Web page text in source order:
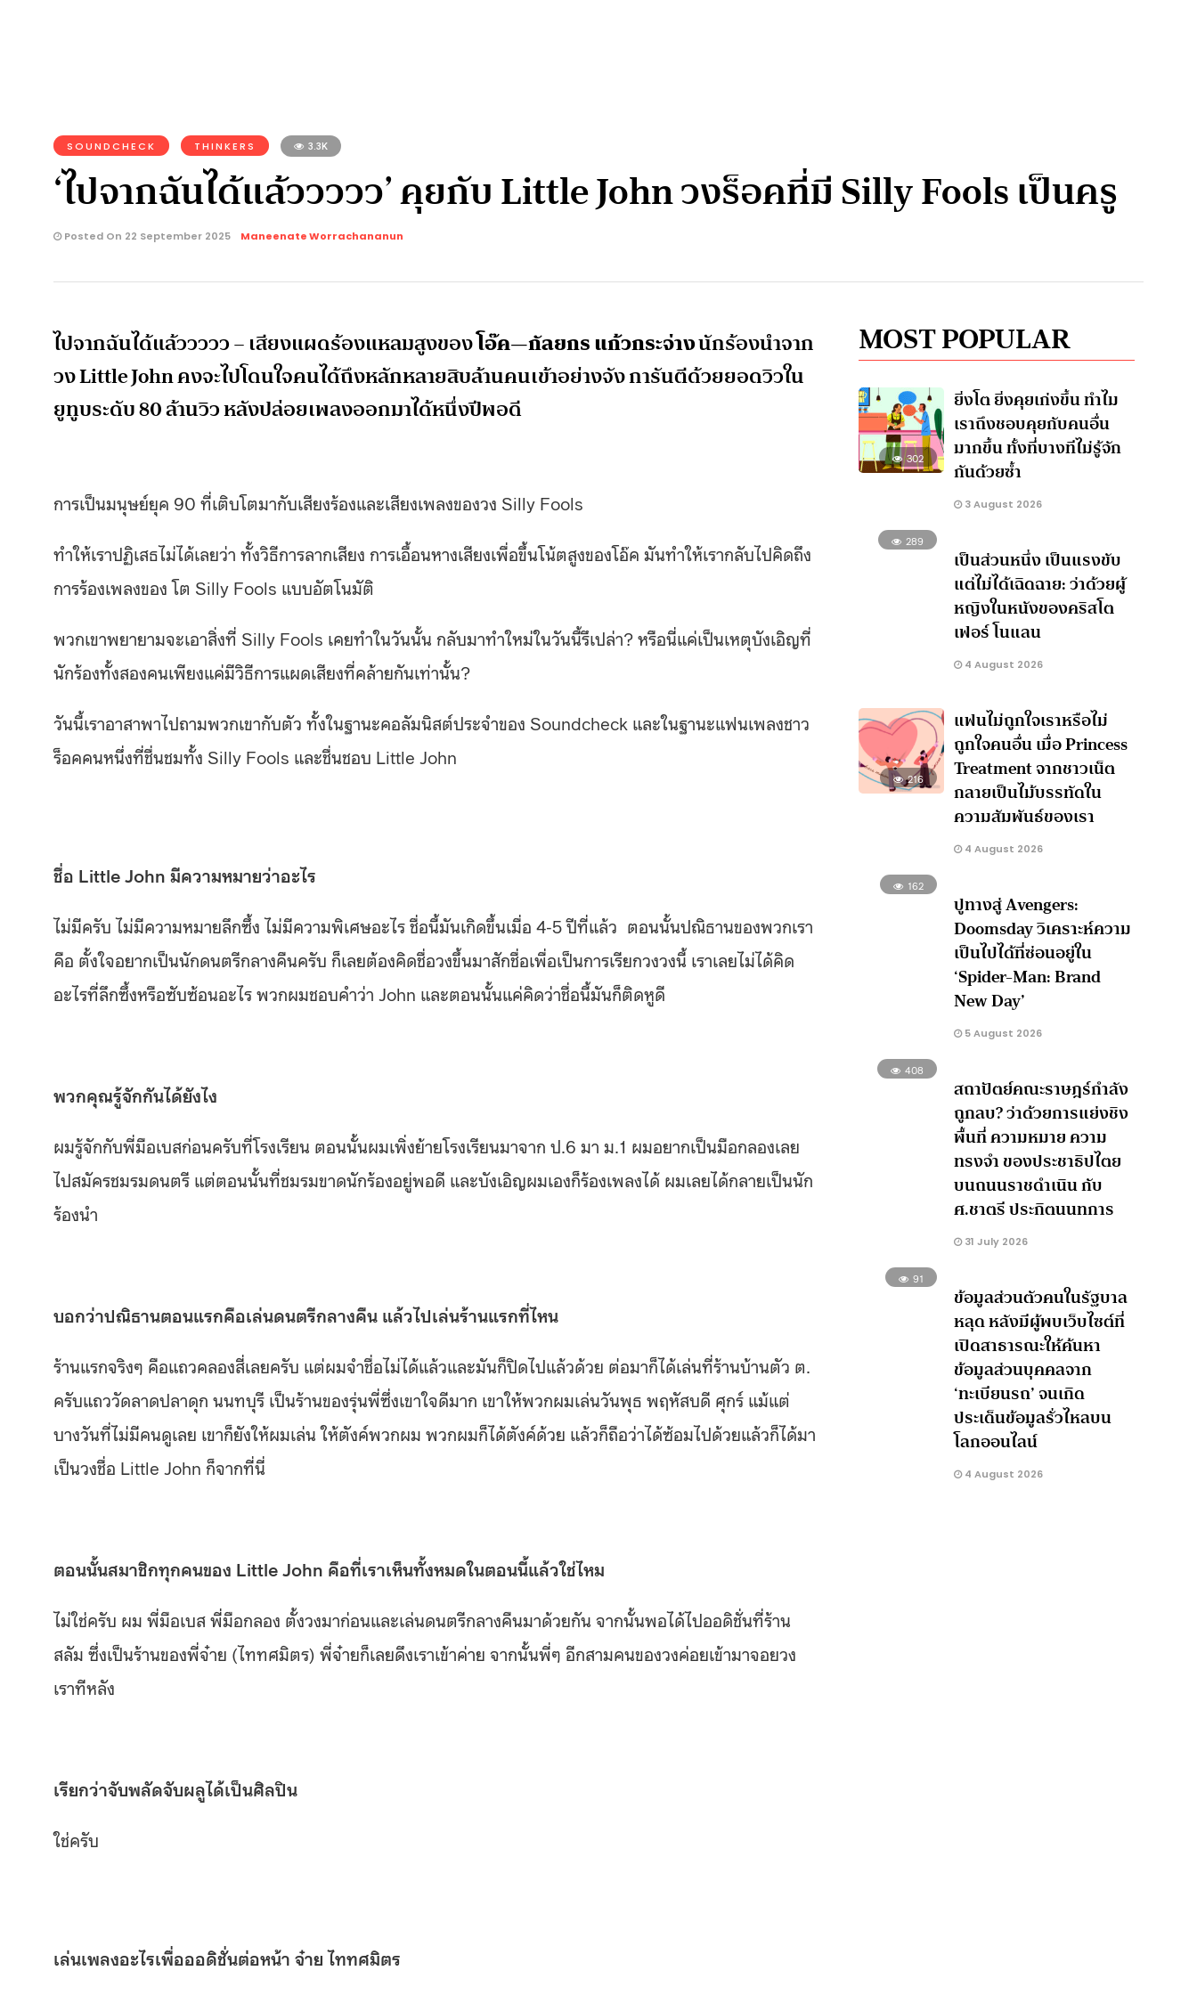
SOUNDCHECK THINKERS 3.3K
‘ไปจากฉันได้แล้ววววว’ คุยกับ Little John วงร็อคที่มี Silly Fools เป็นครู
Posted On 22 September 2025 Maneenate Worrachananun
ไปจากฉันได้แล้ววววว – เสียงแผดร้องแหลมสูงของโอ๊ค—กัลยกร แก้วกระจ่างนักร้องนำจาก
วง Little John คงจะไปโดนใจคนได้ถึงหลักหลายสิบล้านคนเข้าอย่างจัง การันตีด้วยยอดวิวใน
ยูทูบระดับ 80 ล้านวิว หลังปล่อยเพลงออกมาได้หนึ่งปีพอดี
การเป็นมนุษย์ยุค 90 ที่เติบโตมากับเสียงร้องและเสียงเพลงของวง Silly Fools
ทำให้เราปฏิเสธไม่ได้เลยว่า ทั้งวิธีการลากเสียง การเอื้อนหางเสียงเพื่อขึ้นโน้ตสูงของโอ๊ค มันทำให้เรากลับไปคิดถึง
การร้องเพลงของ โต Silly Fools แบบอัตโนมัติ
พวกเขาพยายามจะเอาสิ่งที่ Silly Fools เคยทำในวันนั้น กลับมาทำใหม่ในวันนี้รึเปล่า? หรือนี่แค่เป็นเหตุบังเอิญที่
นักร้องทั้งสองคนเพียงแค่มีวิธีการแผดเสียงที่คล้ายกันเท่านั้น?
วันนี้เราอาสาพาไปถามพวกเขากับตัว ทั้งในฐานะคอลัมนิสต์ประจำของ Soundcheck และในฐานะแฟนเพลงชาว
ร็อคคนหนึ่งที่ชื่นชมทั้ง Silly Fools และชื่นชอบ Little John
ชื่อ Little John มีความหมายว่าอะไร
ไม่มีครับ ไม่มีความหมายลึกซึ้ง ไม่มีความพิเศษอะไร ชื่อนี้มันเกิดขึ้นเมื่อ 4-5 ปีที่แล้ว ตอนนั้นปณิธานของพวกเรา
คือ ตั้งใจอยากเป็นนักดนตรีกลางคืนครับ ก็เลยต้องคิดชื่อวงขึ้นมาสักชื่อเพื่อเป็นการเรียกวงวงนี้ เราเลยไม่ได้คิด
อะไรที่ลึกซึ้งหรือซับซ้อนอะไร พวกผมชอบคำว่า John และตอนนั้นแค่คิดว่าชื่อนี้มันก็ติดหูดี
พวกคุณรู้จักกันได้ยังไง
ผมรู้จักกับพี่มือเบสก่อนครับที่โรงเรียน ตอนนั้นผมเพิ่งย้ายโรงเรียนมาจาก ป.6 มา ม.1 ผมอยากเป็นมือกลองเลย
ไปสมัครชมรมดนตรี แต่ตอนนั้นที่ชมรมขาดนักร้องอยู่พอดี และบังเอิญผมเองก็ร้องเพลงได้ ผมเลยได้กลายเป็นนัก
ร้องนำ
บอกว่าปณิธานตอนแรกคือเล่นดนตรีกลางคืน แล้วไปเล่นร้านแรกที่ไหน
ร้านแรกจริงๆ คือแถวคลองสี่เลยครับ แต่ผมจำชื่อไม่ได้แล้วและมันก็ปิดไปแล้วด้วย ต่อมาก็ได้เล่นที่ร้านบ้านตัว ต.
ครับแถววัดลาดปลาดุก นนทบุรี เป็นร้านของรุ่นพี่ซึ่งเขาใจดีมาก เขาให้พวกผมเล่นวันพุธ พฤหัสบดี ศุกร์ แม้แต่
บางวันที่ไม่มีคนดูเลย เขาก็ยังให้ผมเล่น ให้ตังค์พวกผม พวกผมก็ได้ตังค์ด้วย แล้วก็ถือว่าได้ซ้อมไปด้วยแล้วก็ได้มา
เป็นวงชื่อ Little John ก็จากที่นี่
ตอนนั้นสมาชิกทุกคนของ Little John คือที่เราเห็นทั้งหมดในตอนนี้แล้วใช่ไหม
ไม่ใช่ครับ ผม พี่มือเบส พี่มือกลอง ตั้งวงมาก่อนและเล่นดนตรีกลางคืนมาด้วยกัน จากนั้นพอได้ไปออดิชั่นที่ร้าน
สลัม ซึ่งเป็นร้านของพี่จ๋าย (ไททศมิตร) พี่จ๋ายก็เลยดึงเราเข้าค่าย จากนั้นพี่ๆ อีกสามคนของวงค่อยเข้ามาจอยวง
เราทีหลัง
เรียกว่าจับพลัดจับผลูได้เป็นศิลปิน
ใช่ครับ
เล่นเพลงอะไรเพื่อออดิชั่นต่อหน้า จ๋าย ไททศมิตร
MOST POPULAR
302
ยิ่งโต ยิ่งคุยเก่งขึ้น ทำไม
เราถึงชอบคุยกับคนอื่น
มากขึ้น ทั้งที่บางทีไม่รู้จัก
กันด้วยซ้ำ
3 August 2026
289
เป็นส่วนหนึ่ง เป็นแรงขับ
แต่ไม่ได้เฉิดฉาย: ว่าด้วยผู้
หญิงในหนังของคริสโต
เฟอร์ โนแลน
4 August 2026
216
แฟนไม่ถูกใจเราหรือไม่
ถูกใจคนอื่น เมื่อ Princess
Treatment จากชาวเน็ต
กลายเป็นไม้บรรทัดใน
ความสัมพันธ์ของเรา
4 August 2026
162
ปูทางสู่ Avengers:
Doomsday วิเคราะห์ความ
เป็นไปได้ที่ซ่อนอยู่ใน
‘Spider-Man: Brand
New Day’
5 August 2026
408
สถาปัตย์คณะราษฎร์กำลัง
ถูกลบ? ว่าด้วยการแย่งชิง
พื้นที่ ความหมาย ความ
ทรงจำ ของประชาธิปไตย
บนถนนราชดำเนิน กับ
ศ.ชาตรี ประกิตนนทการ
31 July 2026
91
ข้อมูลส่วนตัวคนในรัฐบาล
หลุด หลังมีผู้พบเว็บไซต์ที่
เปิดสาธารณะให้ค้นหา
ข้อมูลส่วนบุคคลจาก
‘ทะเบียนรถ’ จนเกิด
ประเด็นข้อมูลรั่วไหลบน
โลกออนไลน์
4 August 2026